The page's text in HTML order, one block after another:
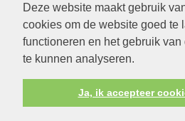
Deze website maakt gebruik
cookies om de website goed te
functioneren en het gebruik van
te kunnen analyseren.
Ja, ik accepteer
Centraal Meldpunt Overlijden
Er is een Centraal Meldpunt Overlijden
Gemeente te Vlaardingen.
»
Lees verder